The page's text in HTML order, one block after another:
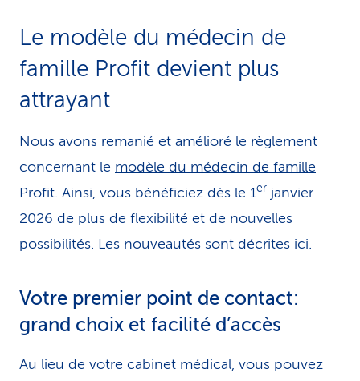
Le modèle du médecin de
famille Profit devient plus
attrayant
Nous avons remanié et amélioré le règlement
concernant le modèle du médecin de famille
Profit. Ainsi, vous bénéficiez dès le 1er janvier
2026 de plus de flexibilité et de nouvelles
possibilités. Les nouveautés sont décrites ici.
Votre premier point de contact:
grand choix et facilité d’accès
Au lieu de votre cabinet médical, vous pouvez